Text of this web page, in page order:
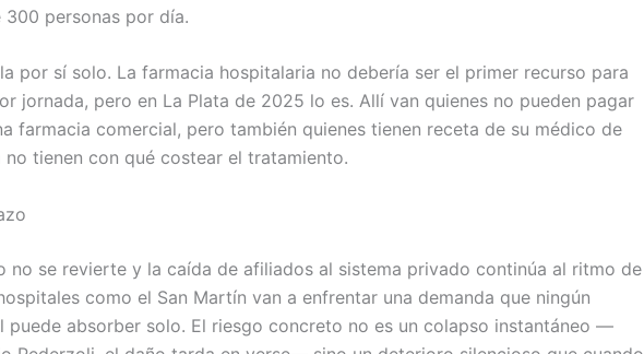
personas por día.
por sí solo. La farmacia hospitalaria no debería ser el primer recurso para
jornada, pero en La Plata de 2025 lo es. Allí van quienes no pueden pagar
farmacia comercial, pero también quienes tienen receta de su médico de
tienen con qué costear el tratamiento.
no se revierte y la caída de afiliados al sistema privado continúa al ritmo de
como el San Martín van a enfrentar una demanda que ningún
puede absorber solo. El riesgo concreto no es un colapso instantáneo —